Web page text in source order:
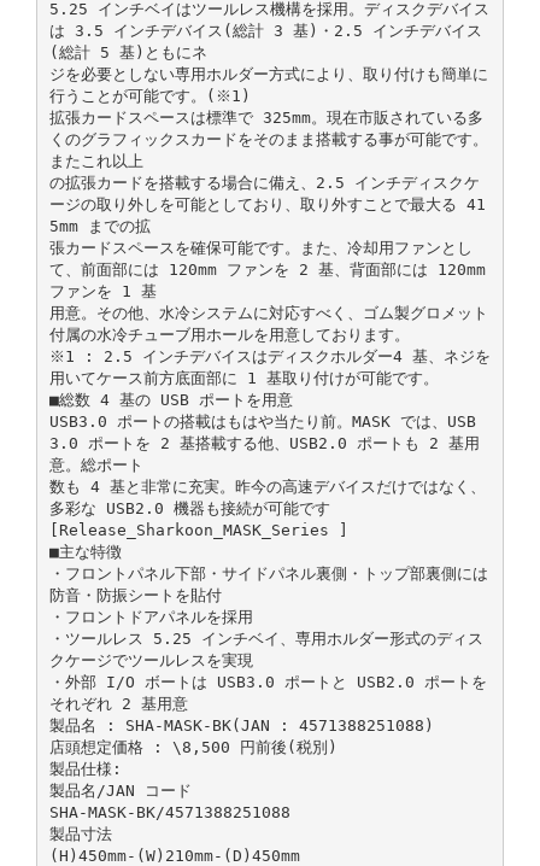
5.25 インチベイはツールレス機構を採用。ディスクデバイス
は 3.5 インチデバイス(総計 3 基)・2.5 インチデバイス
(総計 5 基)ともにネ
ジを必要としない専用ホルダー方式により、取り付けも簡単に
行うことが可能です。(※1)
拡張カードスペースは標準で 325mm。現在市販されている多
くのグラフィックスカードをそのまま搭載する事が可能です。
またこれ以上
の拡張カードを搭載する場合に備え、2.5 インチディスクケ
ージの取り外しを可能としており、取り外すことで最大る 41
5mm までの拡
張カードスペースを確保可能です。また、冷却用ファンとし
て、前面部には 120mm ファンを 2 基、背面部には 120mm
ファンを 1 基
用意。その他、水冷システムに対応すべく、ゴム製グロメット
付属の水冷チューブ用ホールを用意しております。
※1 : 2.5 インチデバイスはディスクホルダー4 基、ネジを
用いてケース前方底面部に 1 基取り付けが可能です。
■総数 4 基の USB ポートを用意
USB3.0 ポートの搭載はもはや当たり前。MASK では、USB
3.0 ポートを 2 基搭載する他、USB2.0 ポートも 2 基用
意。総ポート
数も 4 基と非常に充実。昨今の高速デバイスだけではなく、
多彩な USB2.0 機器も接続が可能です
[Release_Sharkoon_MASK_Series ]
■主な特徴
・フロントパネル下部・サイドパネル裏側・トップ部裏側には
防音・防振シートを貼付
・フロントドアパネルを採用
・ツールレス 5.25 インチベイ、専用ホルダー形式のディス
クケージでツールレスを実現
・外部 I/O ボートは USB3.0 ポートと USB2.0 ポートを
それぞれ 2 基用意
製品名 : SHA-MASK-BK(JAN : 4571388251088)
店頭想定価格 : \8,500 円前後(税別)
製品仕様:
製品名/JAN コード
SHA-MASK-BK/4571388251088
製品寸法
(H)450mm-(W)210mm-(D)450mm